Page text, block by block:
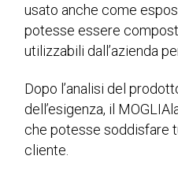
usato anche come
potesse essere
utilizzabili dall’azienda
Dopo l’analisi del
dell’esigenza, il
che potesse soddisfare
cliente.